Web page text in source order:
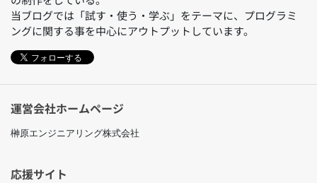
当ブログでは「試す・使う・学ぶ」をテーマに、プログラミ
ングに関する事を中心にアウトプットしています。
フォローする
運営会社ホームページ
榊原エンジニアリング株式会社
応援サイト